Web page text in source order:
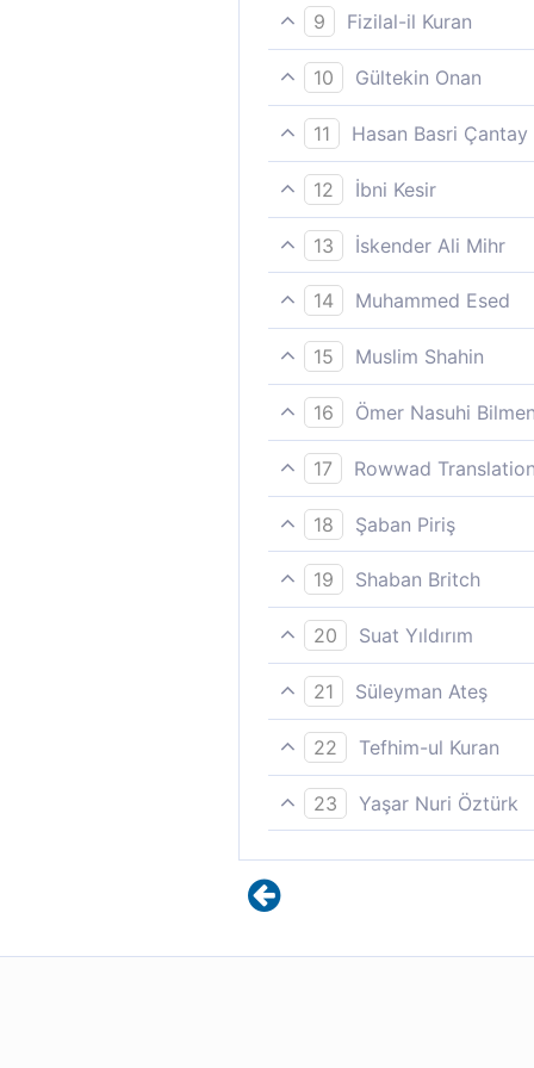
"Âlemlerin Rabbine iman
9
Fizilal-il Kuran
Tüm varlıkların Rabbine
10
Gültekin Onan
"Alemlerin rabbine inandık"
11
Hasan Basri Çantay
(121-122) «Âlemlerin
12
İbni Kesir
Dediler ki: Alemlerin
13
İskender Ali Mihr
“Âlemlerin Rabbine biz îmân
14
Muhammed Esed
"Biz (artık) inandık alemlerin
15
Muslim Shahin
«Âlemlerin Rabbine inandık»
16
Ömer Nasuhi Bilmen
Ve dediler ki: «Âlemlerin
17
Rowwad
"Alemlerin Rabbine iman
18
Şaban Piriş
(120-122) Sihirbazlar: -
19
Shaban Britch
Alemlerin Rabbine, iman ettik.
20
Suat Yıldırım
“İman ettik!” dediler, “O
21
Süleyman Ateş
Alemlerin Rabbine inandık!
22
Tefhim-ul Kuran
«Alemlerin Rabbine iman
23
Yaşar Nuri Öztürk